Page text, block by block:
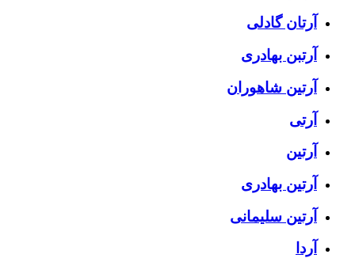
آرتان گادلی
آرتبن بهادری
آرتين شاهوران
آرتی
آرتین
آرتین بهادری
آرتین سلیمانی
آردا